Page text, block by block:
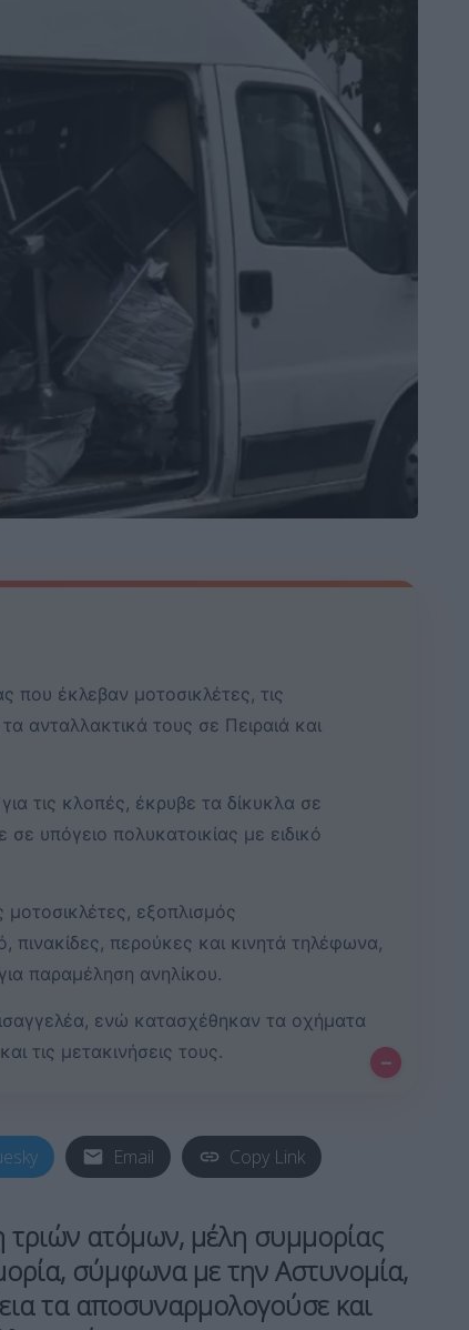
που έκλεβαν μοτοσικλέτες, τις
ανταλλακτικά τους σε Πειραιά και
τις κλοπές, έκρυβε τα δίκυκλα σε
υπόγειο πολυκατοικίας με ειδικό
εξοπλισμός
περούκες και κινητά τηλέφωνα,
παραμέληση ανηλίκου.
ενώ κατασχέθηκαν τα οχήματα
τις μετακινήσεις τους.
–
Email Copy Link
ατόμων, μέλη συμμορίας
σύμφωνα με την Αστυνομία,
τα αποσυναρμολογούσε και